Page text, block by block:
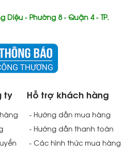
Diệu - Phường 8 - Quận 4 - TP.
ty Hỗ trợ khách hàng
- Hướng dẫn mua hàng
- Hướng dẫn thanh toán
- Các hình thức mua hàng